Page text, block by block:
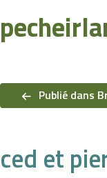
de
l’articlePublié dans
ced et